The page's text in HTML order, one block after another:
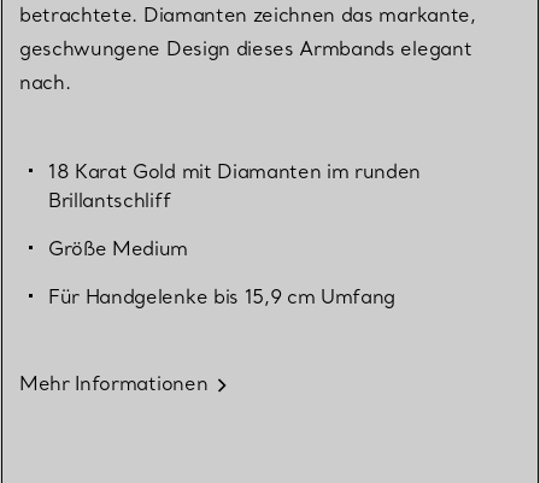
betrachtete. Diamanten zeichnen das markante,
geschwungene Design dieses Armbands elegant
nach.
18 Karat Gold mit Diamanten im runden
Brillantschliff
Größe Medium
Für Handgelenke bis 15,9 cm Umfang
Mehr Informationen